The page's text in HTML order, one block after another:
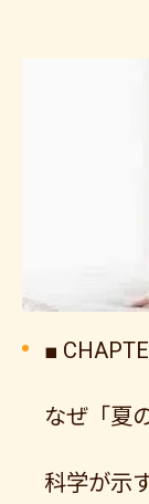
■
なぜ「夏
科学が示